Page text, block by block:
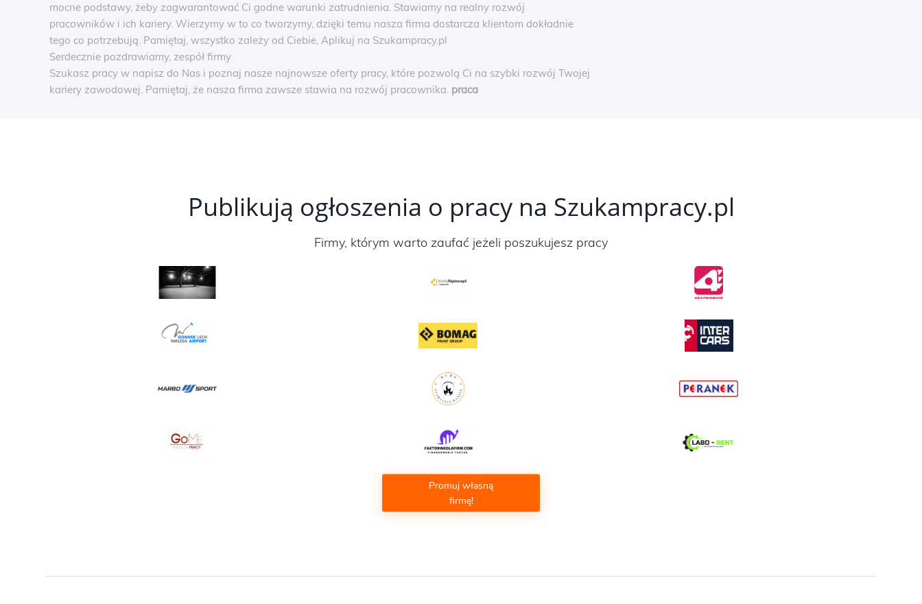
mocne podstawy, żeby zagwarantować Ci godne warunki zatrudnienia. Stawiamy na realny rozwój
pracowników i ich kariery. Wierzymy w to co tworzymy, dzięki temu nasza firma dostarcza klientom dokładnie
tego co potrzebują. Pamiętaj, wszystko zależy od Ciebie, Aplikuj na Szukampracy.pl
Serdecznie pozdrawiamy, zespół firmy
Szukasz pracy w napisz do Nas i poznaj nasze najnowsze oferty pracy, które pozwolą Ci na szybki rozwój Twojej
kariery zawodowej. Pamiętaj, że nasza firma zawsze stawia na rozwój pracownika. praca
Publikują ogłoszenia o pracy na Szukampracy.pl
Firmy, którym warto zaufać jeżeli poszukujesz pracy
Promuj własną
firmę!